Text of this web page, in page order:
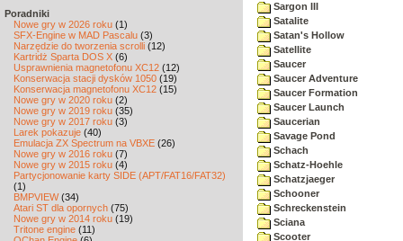
Poradniki
Nowe gry w 2026 roku (1)
SFX-Engine w MAD Pascalu (3)
Narzędzie do tworzenia scrolli (12)
Kartridż Sparta DOS X (6)
Usprawnienia magnetofonu XC12 (12)
Konserwacja stacji dysków 1050 (19)
Konserwacja magnetofonu XC12 (15)
Nowe gry w 2020 roku (2)
Nowe gry w 2019 roku (35)
Nowe gry w 2017 roku (3)
Larek pokazuje (40)
Emulacja ZX Spectrum na VBXE (26)
Nowe gry w 2016 roku (7)
Nowe gry w 2015 roku (4)
Partycjonowanie karty SIDE (APT/FAT16/FAT32)
(1)
BMPVIEW(34)
Atari ST dla opornych (75)
Nowe gry w 2014 roku (19)
Tritone engine (11)
Sargon III
Satalite
Satan's Hollow
Satellite
Saucer
Saucer Adventure
Saucer Formation
Saucer Launch
Saucerian
Savage Pond
Schach
Schatz-Hoehle
Schatzjaeger
Schooner
Schreckenstein
Sciana
Scooter